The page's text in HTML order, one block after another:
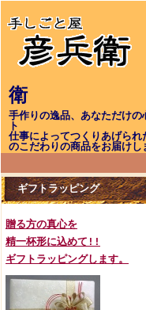
手作りの逸品、あなただけ
ト 職
仕事に
のこだわりの商品をお届
ギフトラッピング
贈る方の真心を
精一杯形に込めて!!
ギフトラッピングします。